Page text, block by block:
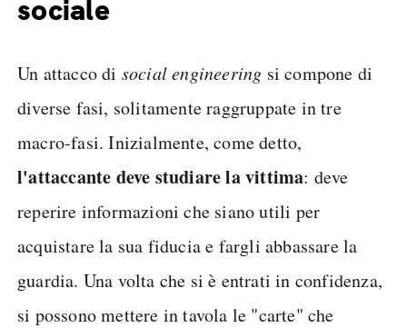
sociale
Un attacco di social engineering si compone di
diverse fasi, solitamente raggruppate in tre
macro-fasi. Inizialmente, come detto,
l'attaccante deve studiare la vittima: deve
reperire informazioni che siano utili per
acquistare la sua fiducia e fargli abbassare la
guardia. Una volta che si è entrati in confidenza,
si possono mettere in tavola le "carte" che